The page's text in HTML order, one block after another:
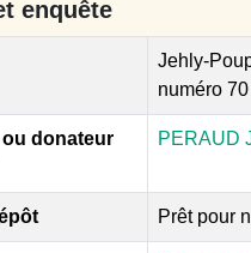
enquête
Jehly-
numéro 70
donateur
PERAUD
Prêt pour